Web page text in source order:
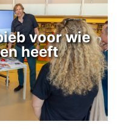
voor wie
heeft